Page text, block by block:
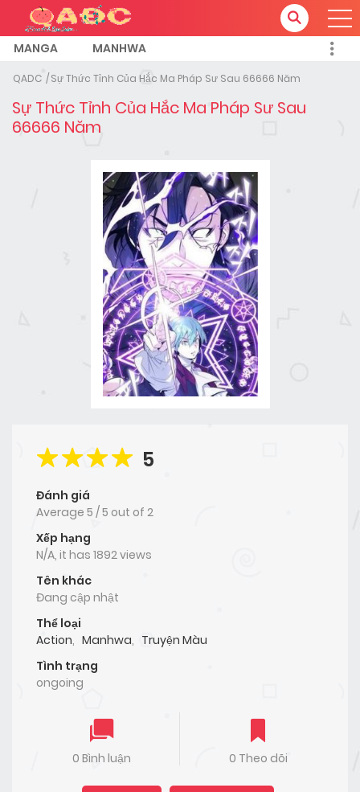
MANGA MANHWA
QADC Sự Thức Tỉnh Của Hắc Ma Pháp Sư Sau 66666 Năm
Sự Thức Tỉnh Của Hắc Ma Pháp Sư Sau
66666 Năm
5
Đánh giá
Average 5 /5 out of 2
Xếp hạng
N/A, it has 1892 views
Tên khác
Đang cập nhật
Thể loại
Action, Manhwa, Truyện Màu
Tình trạng
ongoing
0 Bình luận 0 Theo dõi